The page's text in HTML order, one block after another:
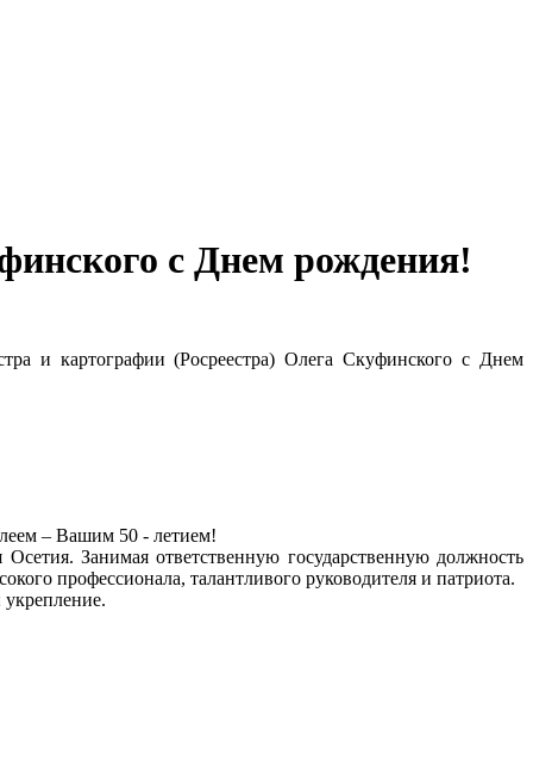
с Днем рождения!
и картографии (Росреестра) Олега Скуфинского с Днем
– Вашим 50 - летием!
Занимая ответственную государственную должность
профессионала, талантливого руководителя и патриота.